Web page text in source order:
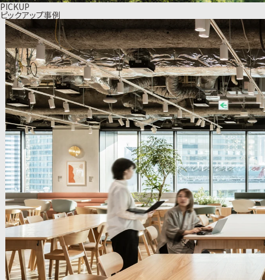
PICKUP
ピックアップ事例